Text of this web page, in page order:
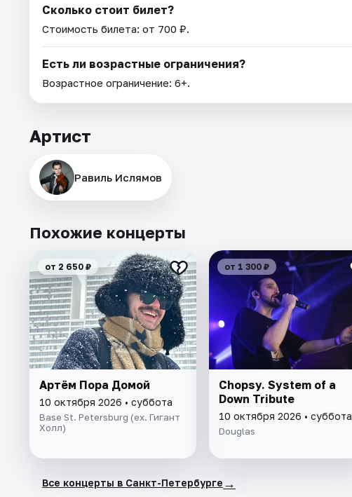
Сколько стоит билет?
Стоимость билета: от 700 ₽.
Есть ли возрастные ограничения?
Возрастное ограничение: 6+.
Артист
Равиль Ислямов
Похожие концерты
от 2 650 ₽
Артём Пора Домой
10 октября 2026 • суббота
Base St. Petersburg (ex. Гигант
Холл)
от 1 300 ₽
Chopsy. System of a
Down Tribute
10 октября 2026 • суббота
Douglas
Все концерты в Санкт-Петербурге →